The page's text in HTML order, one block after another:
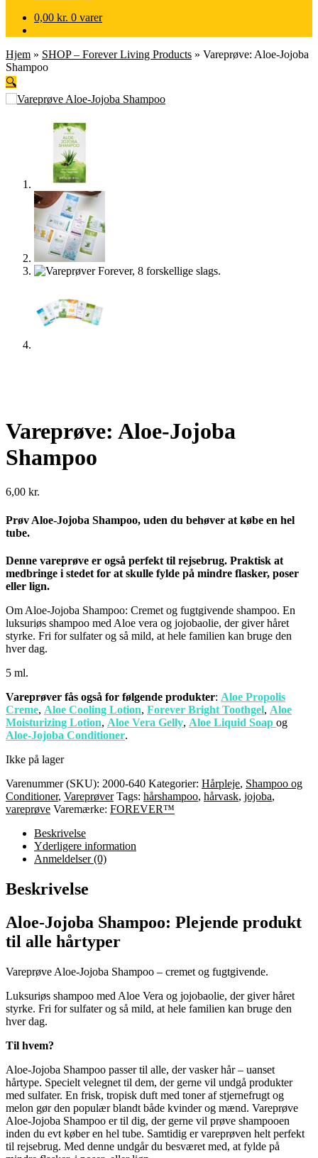
0,00 kr. 0 varer
Hjem » SHOP – Forever Living Products » Vareprøve: Aloe-Jojoba
Shampoo
🔍
Vareprøve: Aloe-Jojoba
Shampoo
6,00 kr.
Prøv Aloe-Jojoba Shampoo, uden du behøver at købe en hel
tube.
Denne vareprøve er også perfekt til rejsebrug. Praktisk at
medbringe i stedet for at skulle fylde på mindre flasker, poser
eller lign.
Om Aloe-Jojoba Shampoo: Cremet og fugtgivende shampoo. En
luksuriøs shampoo med Aloe vera og jojobaolie, der giver håret
styrke. Fri for sulfater og så mild, at hele familien kan bruge den
hver dag.
5 ml.
Vareprøver fås også for følgende produkter: Aloe Propolis
Creme, Aloe Cooling Lotion, Forever Bright Toothgel, Aloe
Moisturizing Lotion, Aloe Vera Gelly, Aloe Liquid Soap og
Aloe-Jojoba Conditioner.
Ikke på lager
Varenummer (SKU): 2000-640 Kategorier: Hårpleje, Shampoo og
Conditioner, Vareprøver Tags: hårshampoo, hårvask, jojoba,
vareprøve Varemærke: FOREVER™
Beskrivelse
Yderligere information
Anmeldelser (0)
Beskrivelse
Aloe-Jojoba Shampoo: Plejende produkt
til alle hårtyper
Vareprøve Aloe-Jojoba Shampoo – cremet og fugtgivende.
Luksuriøs shampoo med Aloe Vera og jojobaolie, der giver håret
styrke. Fri for sulfater og så mild, at hele familien kan bruge den
hver dag.
Til hvem?
Aloe-Jojoba Shampoo passer til alle, der vasker hår – uanset
hårtype. Specielt velegnet til dem, der gerne vil undgå produkter
med sulfater. En frisk, tropisk duft med toner af stjernefrugt og
melon gør den populær blandt både kvinder og mænd. Vareprøve
Aloe-Jojoba Shampoo er til dig, der gerne vil prøve shampooen
inden du evt køber en hel tube. Samtidig er vareprøven helt perfekt
til rejsebrug. Med denne undgår du besværet med, at fylde på